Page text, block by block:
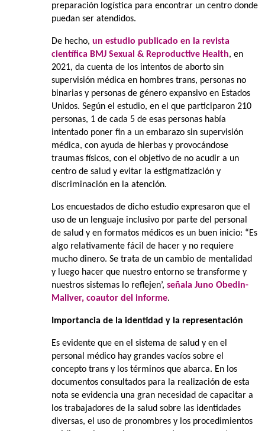
preparación logística para encontrar un centro donde
puedan ser atendidos.
De hecho, un estudio publicado en la revista
científica BMJ Sexual & Reproductive Health, en
2021, da cuenta de los intentos de aborto sin
supervisión médica en hombres trans, personas no
binarias y personas de género expansivo en Estados
Unidos. Según el estudio, en el que participaron 210
personas, 1 de cada 5 de esas personas había
intentado poner fin a un embarazo sin supervisión
médica, con ayuda de hierbas y provocándose
traumas físicos, con el objetivo de no acudir a un
centro de salud y evitar la estigmatización y
discriminación en la atención.
Los encuestados de dicho estudio expresaron que el
uso de un lenguaje inclusivo por parte del personal
de salud y en formatos médicos es un buen inicio: “Es
algo relativamente fácil de hacer y no requiere
mucho dinero. Se trata de un cambio de mentalidad
y luego hacer que nuestro entorno se transforme y
nuestros sistemas lo reflejen’, señala Juno Obedin-
Maliver, coautor del informe.
Importancia de la identidad y la representación
Es evidente que en el sistema de salud y en el
personal médico hay grandes vacíos sobre el
concepto trans y los términos que abarca. En los
documentos consultados para la realización de esta
nota se evidencia una gran necesidad de capacitar a
los trabajadores de la salud sobre las identidades
diversas, el uso de pronombres y los procedimientos